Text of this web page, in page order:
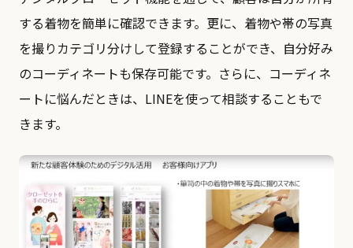
する着物を簡単に確認できます。更に、着物や帯の写真
を撮りカテゴリ分けして登録することができ、自分好み
のコーディネートも保存可能です。さらに、コーディネ
ートに悩んだときは、LINEを使って相談することもで
きます。